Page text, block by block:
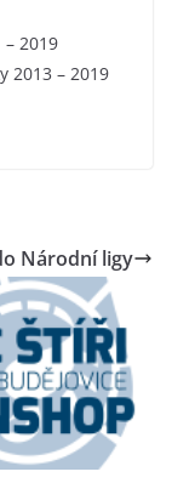
2019
2013 – 2019
Národní ligy